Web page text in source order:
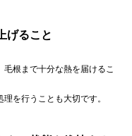
げること
根まで十分な熱を届けるこ
を行うことも大切です。